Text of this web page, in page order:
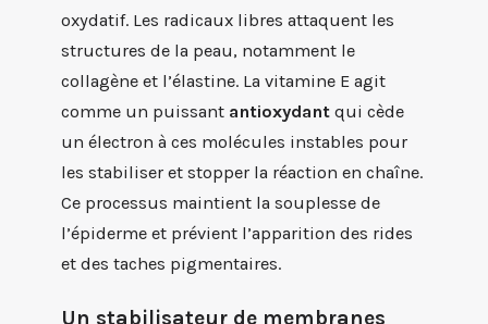
oxydatif. Les radicaux libres attaquent les
structures de la peau, notamment le
collagène et l’élastine. La vitamine E agit
comme un puissant antioxydant qui cède
un électron à ces molécules instables pour
les stabiliser et stopper la réaction en chaîne.
Ce processus maintient la souplesse de
l’épiderme et prévient l’apparition des rides
et des taches pigmentaires.
Un stabilisateur de membranes